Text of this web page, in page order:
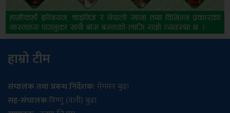
हाम्रो टीम
संचालक तथा प्रबन्ध निर्देशक: मेगमन बुढा
सह-संचालक:विष्णु (वली) बुढा